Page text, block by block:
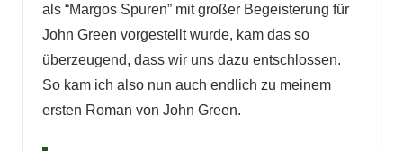
als “Margos Spuren” mit großer Begeisterung für
John Green vorgestellt wurde, kam das so
überzeugend, dass wir uns dazu entschlossen.
So kam ich also nun auch endlich zu meinem
ersten Roman von John Green.